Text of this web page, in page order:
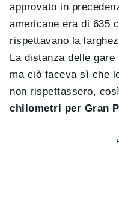
approvato in
americane era di 635
rispettavano la
La distanza delle
ma ciò faceva sì che
non rispettassero,
chilometri per Gran